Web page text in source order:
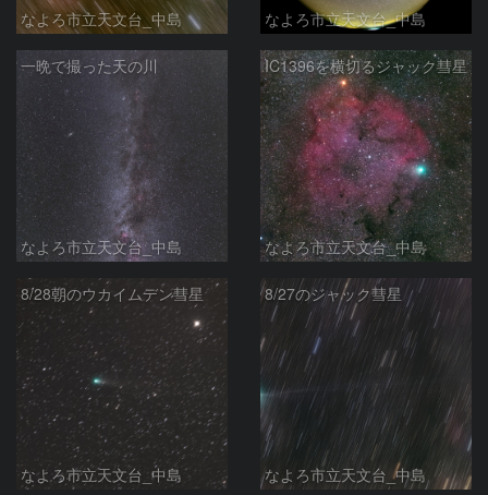
なよろ市立天文台_中島 なよろ市立天文台_中島
一晩で撮った天の川
なよろ市立天文台_中島
IC1396を横切るジャック彗星
なよろ市立天文台_中島
8/28朝のウカイムデン彗星
なよろ市立天文台_中島
8/27のジャック彗星
なよろ市立天文台_中島